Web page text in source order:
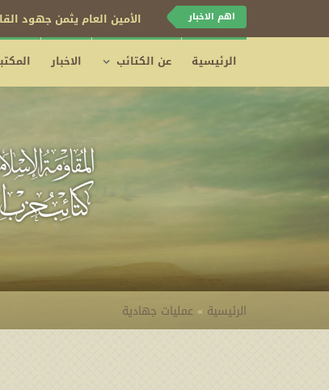
اهم الاخبار الأمين العام يثمن جهود
الرئيسية عن الكتائب الاخبار
الرئيسية » عمليات جهادية